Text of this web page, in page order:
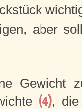
aber
Gewicht
(4), die